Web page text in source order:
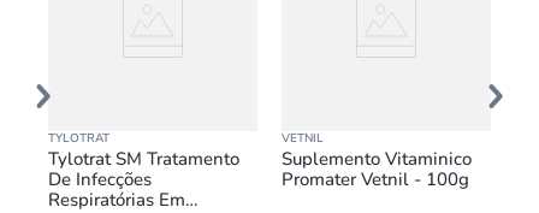
TYLOTRAT
Tylotrat SM Tratamento
De Infecções
Respiratórias Em
VETNIL
Suplemento Vitaminico
Promater Vetnil - 100g